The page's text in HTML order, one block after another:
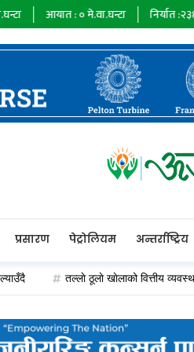
:०मे.वा.घन्टा निर्यात :२३६७९ मे.वा.घन्टा
प्रसारण पेट्रोलियम अन्तर्राष्ट्रिय
तल्लाे ठूलाे खाेलाको वित्तीय व्यवस्थापन, १